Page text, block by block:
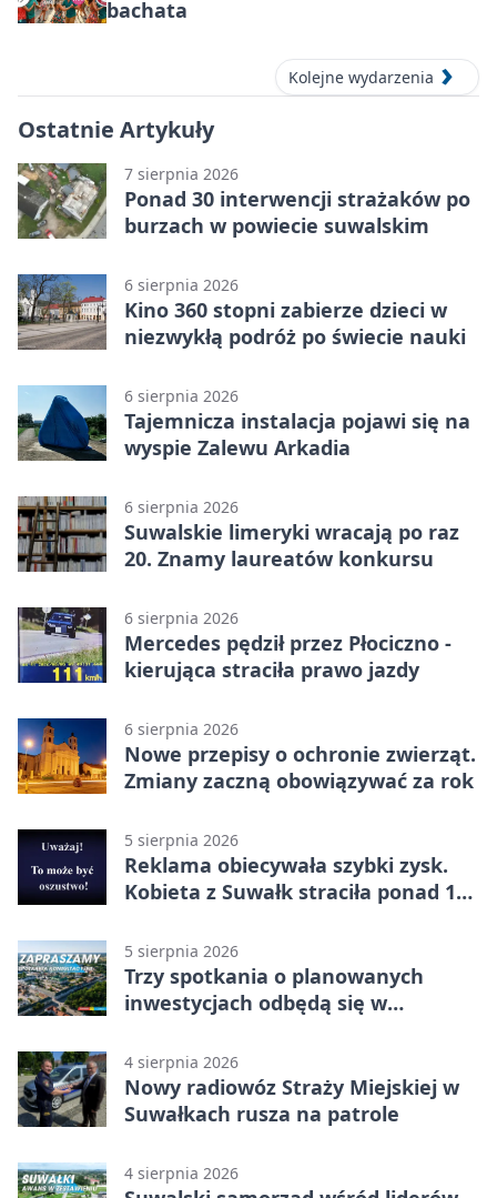
bachata
Kolejne wydarzenia
Ostatnie Artykuły
7 sierpnia 2026
Ponad 30 interwencji strażaków po
burzach w powiecie suwalskim
6 sierpnia 2026
Kino 360 stopni zabierze dzieci w
niezwykłą podróż po świecie nauki
6 sierpnia 2026
Tajemnicza instalacja pojawi się na
wyspie Zalewu Arkadia
6 sierpnia 2026
Suwalskie limeryki wracają po raz
20. Znamy laureatów konkursu
6 sierpnia 2026
Mercedes pędził przez Płociczno -
kierująca straciła prawo jazdy
6 sierpnia 2026
Nowe przepisy o ochronie zwierząt.
Zmiany zaczną obowiązywać za rok
5 sierpnia 2026
Reklama obiecywała szybki zysk.
Kobieta z Suwałk straciła ponad 190
5 sierpnia 2026
Trzy spotkania o planowanych
inwestycjach odbędą się w
4 sierpnia 2026
Nowy radiowóz Straży Miejskiej w
Suwałkach rusza na patrole
4 sierpnia 2026